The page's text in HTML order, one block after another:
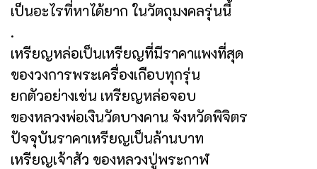
เป็นอะไรที่หาได้ยาก ในวัตถุมงคลรุ่นนี้
.
เหรียญหล่อเป็นเหรียญที่มีราคาแพงที่สุด
ของวงการพระเครื่องเกือบทุกรุ่น
ยกตัวอย่างเช่น เหรียญหล่อจอบ
ของหลวงพ่อเงินวัดบางคาน จังหวัดพิจิตร
ปัจจุบันราคาเหรียญเป็นล้านบาท
เหรียญเจ้าสัว ของหลวงปู่พระกาฬ